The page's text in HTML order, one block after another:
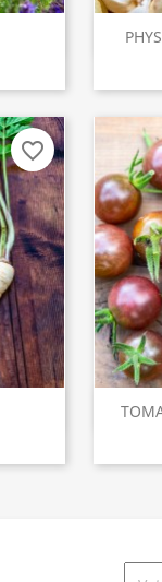
favorite_border